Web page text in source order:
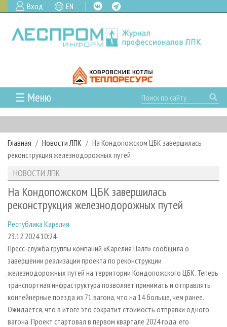
Вход EN
☰ Меню
ГЛАВНАЯ
РУБРИКИ И ТЕМЫ
РУБРИКИ ЖУРНАЛА
ЛЕСОЗАГОТОВКА
ЛЕСОПИЛЕНИЕ
СУШКА ДРЕВЕСИНЫ
ПРОИЗВОДСТВО ДРЕВЕСНЫХ ПЛИТ
ДЕРЕВЯННОЕ ДОМОСТРОЕНИЕ
ПРОИЗВОДСТВО МЕБЕЛИ
БИОЭНЕРГЕТИКА
ЦБП
НОВОСТИ
НОВОСТИ ЛПК
НОВОСТИ ЖУРНАЛА
ПРОЕКТЫ ЛПИ
АНАЛИТИКА
ПРЕДПРИЯТИЯ ЛПК
ПЕРСОНЫ
МОБИЛЬНЫЕ ВЫСТАВКИ
ОФИЦИАЛЬНЫЕ ДЕЛЕГАЦИИ
ПРИОРИТЕТНЫЕ ИНВЕСТПРОЕКТЫ
RUSSIAN FORESTRY REVIEW
ГАЗЕТА ЛЕСПРОМФОРУМ
АРХИВ
АРХИВ ЖУРНАЛОВ
СТАТЬИ
О ЖУРНАЛЕ
ПОДПИСКА
КОНТАКТЫ
РЕКЛАМОДАТЕЛЯМ
РЕКЛАМА
РЕКЛАМА НА САЙТЕ
Главная Новости ЛПК
На Кондопожском ЦБК завершилась
реконструкция железнодорожных путей
НОВОСТИ ЛПК
На Кондопожском ЦБК завершилась
реконструкция железнодорожных путей
Республика Карелия
23.12.2024 10:24
Пресс-служба группы компаний «Карелия Палп» сообщила о
завершении реализации проекта по реконструкции
железнодорожных путей на территории Кондопожского ЦБК. Теперь
транспортная инфраструктура позволяет принимать и отправлять
контейнерные поезда из 71 вагона, что на 14 больше, чем ранее.
Ожидается, что в итоге это сократит стоимость отправки одного
вагона. Проект стартовал в первом квартале 2024 года, его